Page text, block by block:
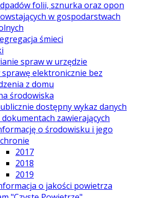
folii, sznurka oraz opon
w gospodarstwach
śmieci
spraw w urzędzie
sprawę elektronicznie bez
z domu
środowiska
dostępny wykaz danych
dokumentach zawierających
o środowisku i jego
2017
2018
2019
o jakości powietrza